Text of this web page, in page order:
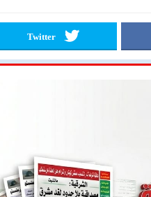
Twitter